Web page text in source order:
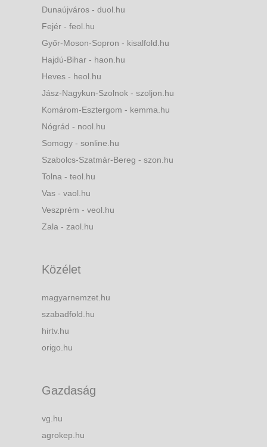
Dunaújváros - duol.hu
Fejér - feol.hu
Győr-Moson-Sopron - kisalfold.hu
Hajdú-Bihar - haon.hu
Heves - heol.hu
Jász-Nagykun-Szolnok - szoljon.hu
Komárom-Esztergom - kemma.hu
Nógrád - nool.hu
Somogy - sonline.hu
Szabolcs-Szatmár-Bereg - szon.hu
Tolna - teol.hu
Vas - vaol.hu
Veszprém - veol.hu
Zala - zaol.hu
Közélet
magyarnemzet.hu
szabadfold.hu
hirtv.hu
origo.hu
Gazdaság
vg.hu
agrokep.hu